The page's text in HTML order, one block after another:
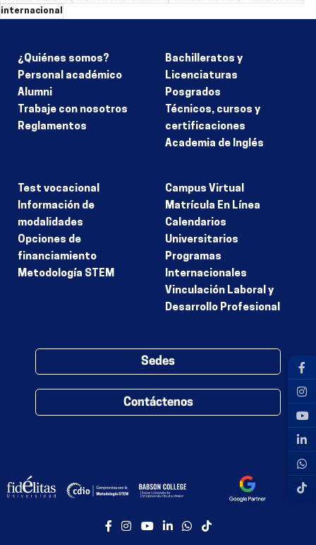
internacional
¿Quiénes somos?
Personal académico
Alumni
Trabaje con nosotros
Reglamentos
Bachilleratos y
Licenciaturas
Posgrados
Técnicos, cursos y
certificaciones
Academia de Inglés
Test vocacional
Información de
modalidades
Opciones de
financiamiento
Metodología STEM
Campus Virtual
Matrícula En Línea
Calendarios
Universitarios
Programas
Internacionales
Vinculación Laboral y
Desarrollo Profesional
Sedes
Contáctenos